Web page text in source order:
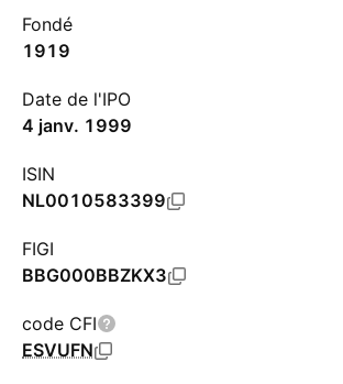
Fondé
1919
Date de l'IPO
4 janv. 1999
ISIN
NL0010583399
FIGI
BBG000BBZKX3
code CFI
ESVUFN